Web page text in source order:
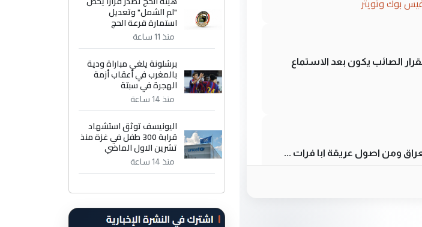
بوك وتويتر
الصائب يكون بعد الاستماع
ومن اصول عريقة ابا فرات ...
"لم الشمل" وتعديل
استمارة قرعة الحج
منذ 11 ساعة
برشلونة يلغي مباراة ودية
بالمغرب في أعقاب أزمة
الهجرة في سبتة
منذ 14 ساعة
اليونيسف توثق استشهاد
قرابة 300 طفل في غزة منذ
تشرين الاول الماضي
منذ 14 ساعة